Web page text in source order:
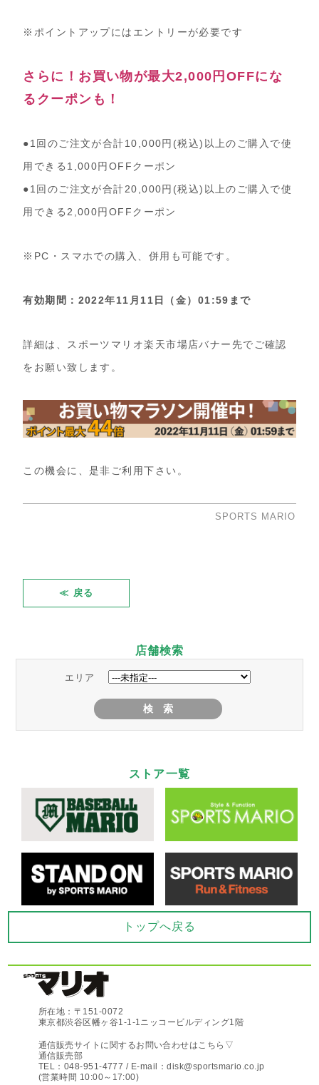
※ポイントアップにはエントリーが必要です
さらに！お買い物が最大2,000円OFFにな
るクーポンも！
●1回のご注文が合計10,000円(税込)以上のご購入で使
用できる1,000円OFFクーポン
●1回のご注文が合計20,000円(税込)以上のご購入で使
用できる2,000円OFFクーポン
※PC・スマホでの購入、併用も可能です。
有効期間：2022年11月11日（金）01:59まで
詳細は、スポーツマリオ楽天市場店バナー先でご確認
をお願い致します。
この機会に、是非ご利用下さい。
SPORTS MARIO
≪ 戻る
店舗検索
エリア
ストア一覧
トップへ戻る
所在地：〒151-0072
東京都渋谷区幡ヶ谷1-1-1ニッコービルディング1階
通信販売サイトに関するお問い合わせはこちら▽
通信販売部
TEL：048-951-4777 / E-mail：disk@sportsmario.co.jp
(営業時間 10:00～17:00)